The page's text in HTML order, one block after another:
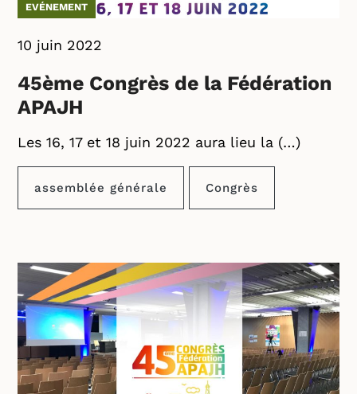
EVÉNEMENT
10 juin 2022
45ème Congrès de la Fédération
APAJH
Les 16, 17 et 18 juin 2022 aura lieu la (…)
assemblée générale Congrès